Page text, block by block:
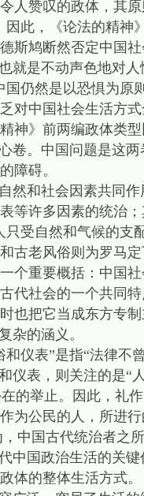
人赞叹的政体，其
此，《论法的精神
斯鸠断然否定中国
就是不动声色地对
仍然是以恐惧为原
对中国社会生活方
神》前两编政体类
卷。中国问题是这
障碍。
然和社会因素共同
等许多因素的统治
受自然和气候的
古老风俗则为罗马
个重要概括：中国
代社会的一个共同
也把它当成东方专
杂的涵义。
仪表”是指“法律不
仪表，则关注的是“
在的举止。因此，
为公民的人，所进
，中国古代统治者
中国政治生活的关
体的整体生活方式。